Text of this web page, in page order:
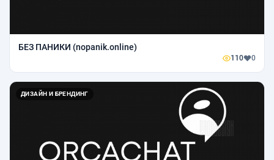
БEЗ ПАНИКИ (nopanik.online)
110 0
ДИЗАЙН И БРЕНДИНГ